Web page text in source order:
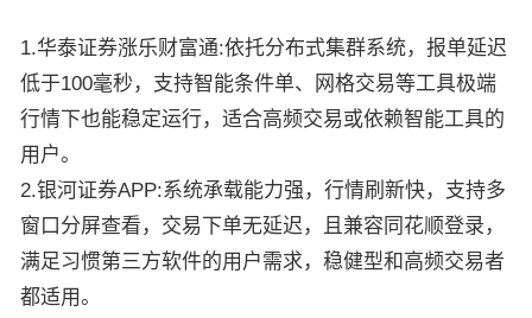
1.华泰证券涨乐财富通:依托分布式集群系统，报单延迟
低于100毫秒，支持智能条件单、网格交易等工具极端
行情下也能稳定运行，适合高频交易或依赖智能工具的
用户。
2.银河证券APP:系统承载能力强，行情刷新快，支持多
窗口分屏查看，交易下单无延迟，且兼容同花顺登录，
满足习惯第三方软件的用户需求，稳健型和高频交易者
都适用。